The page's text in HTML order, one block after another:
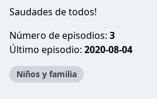
Saudades de todos!
Número de episodios: 3
Último episodio: 2020-08-04
Niños y familia